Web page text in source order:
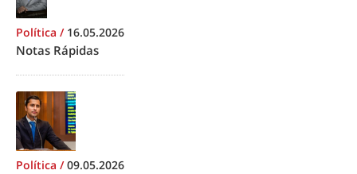
Política / 16.05.2026
Notas Rápidas
Política /09.05.2026